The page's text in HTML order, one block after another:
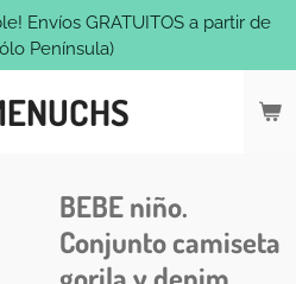
Envíos GRATUITOS a partir de
Península)
BEBE niño.
Conjunto camiseta